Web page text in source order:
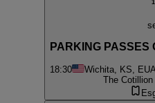
PARKING
18:30 Wichita, KS, EUA
The